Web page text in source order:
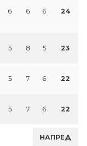
6 6 6 24
5 8 5 23
5 7 6 22
5 7 6 22
НАПРЕД